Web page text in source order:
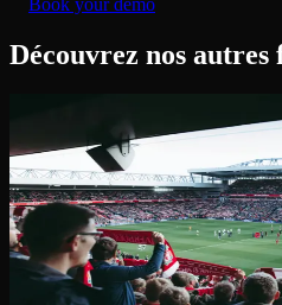
Découvrez nos